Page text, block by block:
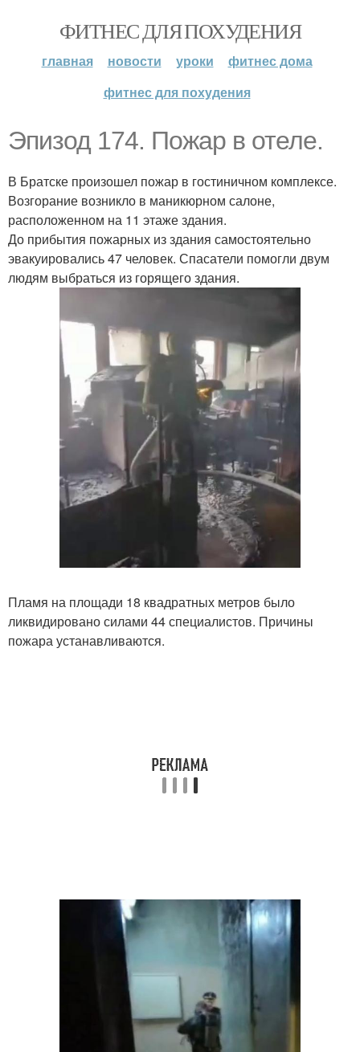
ФИТНЕС ДЛЯ ПОХУДЕНИЯ
главная новости уроки
фитнес дома
фитнес для похудения
Эпизод 174. Пожар в отеле.
В Братске произошел пожар в гостиничном комплексе.
Возгорание возникло в маникюрном салоне,
расположенном на 11 этаже здания.
До прибытия пожарных из здания самостоятельно
эвакуировались 47 человек. Спасатели помогли двум
людям выбраться из горящего здания.
Пламя на площади 18 квадратных метров было
ликвидировано силами 44 специалистов. Причины
пожара устанавливаются.